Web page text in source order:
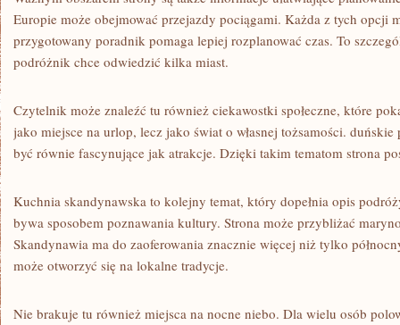
Europie może obejmować przejazdy pociągami. Każda z tych opcji
przygotowany poradnik pomaga lepiej rozplanować czas. To
podróżnik chce odwiedzić kilka miast.
Czytelnik może znaleźć tu również ciekawostki społeczne, które
jako miejsce na urlop, lecz jako świat o własnej tożsamości.
być równie fascynujące jak atrakcje. Dzięki takim tematom strona
Kuchnia skandynawska to kolejny temat, który dopełnia opis
bywa sposobem poznawania kultury. Strona może przybliżać
Skandynawia ma do zaoferowania znacznie więcej niż tylko
może otworzyć się na lokalne tradycje.
Nie brakuje tu również miejsca na nocne niebo. Dla wielu osób